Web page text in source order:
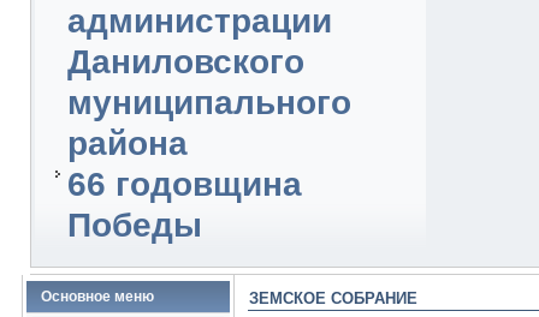
администрации
Даниловского
муниципального
района
66 годовщина
Победы
Основное меню
ЗЕМСКОЕ СОБРАНИЕ